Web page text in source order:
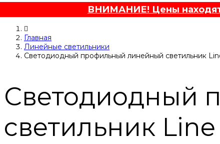
ВНИМАНИЕ! Цены
Главная
Линейные светильники
Светодиодный профильный линейный светильник
Светодиодный
светильник